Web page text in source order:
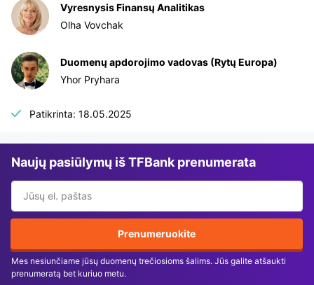
Vyresnysis Finansų Analitikas
Olha Vovchak
Duomenų apdorojimo vadovas (Rytų Europa)
Yhor Pryhara
Patikrinta: 18.05.2025
Naujų pasiūlymų iš TFBank prenumerata
Prenumeruokite
Mes nesiunčiame jūsų duomenų trečiosioms šalims. Jūs galite atšaukti
prenumeratą bet kuriuo metu.